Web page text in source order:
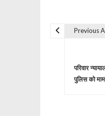
Previous
परिवार
पुलिस को